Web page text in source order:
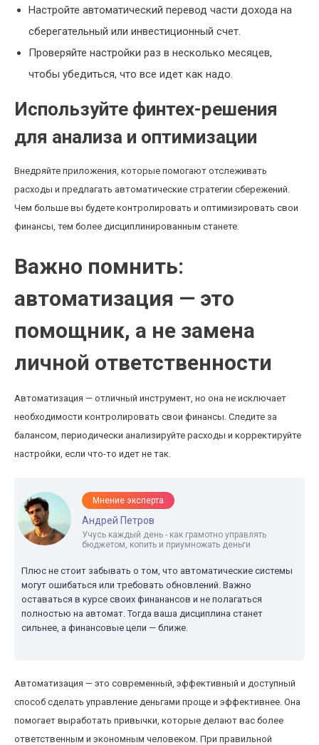
Настройте автоматический перевод части дохода на
сберегательный или инвестиционный счет.
Проверяйте настройки раз в несколько месяцев,
чтобы убедиться, что все идет как надо.
Используйте финтех-решения
для анализа и оптимизации
Внедряйте приложения, которые помогают отслеживать
расходы и предлагать автоматические стратегии сбережений.
Чем больше вы будете контролировать и оптимизировать свои
финансы, тем более дисциплинированным станете.
Важно помнить:
автоматизация — это
помощник, а не замена
личной ответственности
Автоматизация — отличный инструмент, но она не исключает
необходимости контролировать свои финансы. Следите за
балансом, периодически анализируйте расходы и корректируйте
настройки, если что-то идет не так.
Мнение эксперта
Андрей Петров
Учусь каждый день - как грамотно управлять
бюджетом, копить и приумножать деньги
Плюс не стоит забывать о том, что автоматические системы
могут ошибаться или требовать обновлений. Важно
оставаться в курсе своих финанансов и не полагаться
полностью на автомат. Тогда ваша дисциплина станет
сильнее, а финансовые цели — ближе.
Автоматизация — это современный, эффективный и доступный
способ сделать управление деньгами проще и эффективнее. Она
помогает выработать привычки, которые делают вас более
ответственным и экономным человеком. При правильной